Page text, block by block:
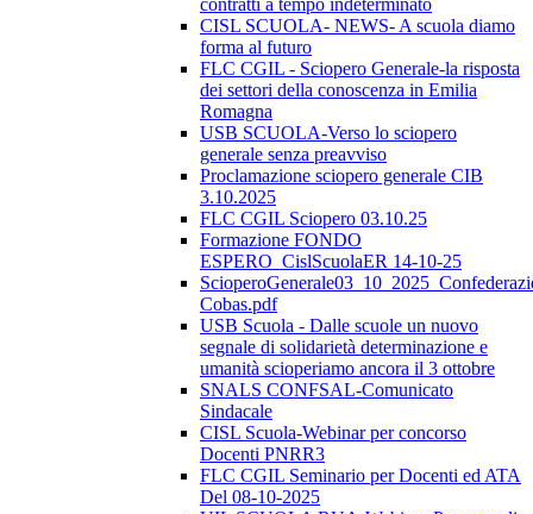
contratti a tempo indeterminato
CISL SCUOLA- NEWS- A scuola diamo
forma al futuro
FLC CGIL - Sciopero Generale-la risposta
dei settori della conoscenza in Emilia
Romagna
USB SCUOLA-Verso lo sciopero
generale senza preavviso
Proclamazione sciopero generale CIB
3.10.2025
FLC CGIL Sciopero 03.10.25
Formazione FONDO
ESPERO_CislScuolaER 14-10-25
Cobas.pdf
USB Scuola - Dalle scuole un nuovo
segnale di solidarietà determinazione e
umanità scioperiamo ancora il 3 ottobre
SNALS CONFSAL-Comunicato
Sindacale
CISL Scuola-Webinar per concorso
Docenti PNRR3
FLC CGIL Seminario per Docenti ed ATA
Del 08-10-2025